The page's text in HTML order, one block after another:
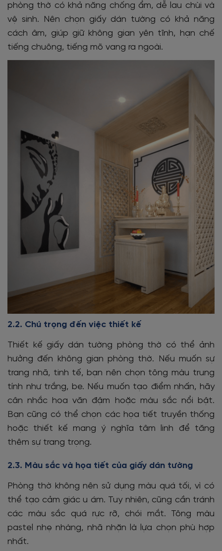
phòng thờ có khả năng chống ẩm, dễ lau chùi và
vệ sinh. Nên chọn giấy dán tường có khả năng
cách âm, giúp giữ không gian yên tĩnh, hạn chế
tiếng chuông, tiếng mõ vang ra ngoài.
2.2. Chú trọng đến việc thiết kế
Thiết kế giấy dán tường phòng thờ có thể ảnh
hưởng đến không gian phòng thờ. Nếu muốn sự
trang nhã, tinh tế, bạn nên chọn tông màu trung
tính như trắng, be. Nếu muốn tạo điểm nhấn, hãy
cân nhắc hoa văn đậm hoặc màu sắc nổi bật.
Bạn cũng có thể chọn các họa tiết truyền thống
hoặc thiết kế mang ý nghĩa tâm linh để tăng
thêm sự trang trọng.
2.3. Màu sắc và họa tiết của giấy dán tường
Phòng thờ không nên sử dụng màu quá tối, vì có
thể tạo cảm giác u ám. Tuy nhiên, cũng cần tránh
các màu sắc quá rực rỡ, chói mắt. Tông màu
pastel nhẹ nhàng, nhã nhặn là lựa chọn phù hợp
nhất.